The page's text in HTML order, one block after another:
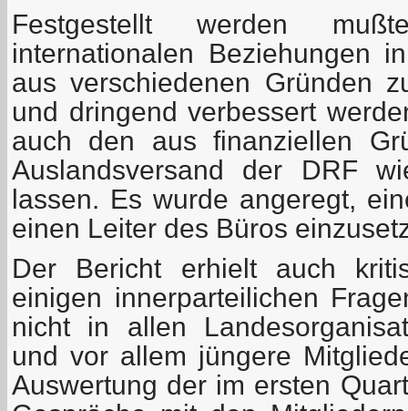
Festgestellt werden
internationalen Beziehungen
aus verschiedenen Gründen
und dringend verbessert
auch den aus finanziellen
Auslandsversand der DRF
lassen. Es wurde angeregt,
einen Leiter des Büros
Der Bericht erhielt auch
einigen innerparteilichen
nicht in allen
und vor allem jüngere
Auswertung der im ersten